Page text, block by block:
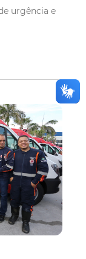
urgência e